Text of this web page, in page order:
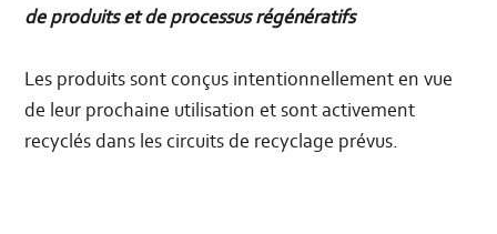
de produits et de processus régénératifs
Les produits sont conçus intentionnellement en vue
de leur prochaine utilisation et sont activement
recyclés dans les circuits de recyclage prévus.